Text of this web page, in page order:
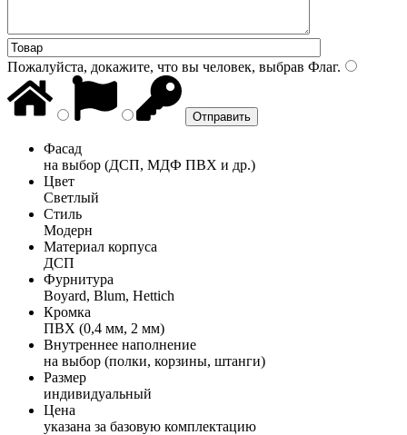
Пожалуйста, докажите, что вы человек, выбрав Флаг.
Фасад
на выбор (ДСП, МДФ ПВХ и др.)
Цвет
Светлый
Стиль
Модерн
Материал корпуса
ДСП
Фурнитура
Boyard, Blum, Hettich
Кромка
ПВХ (0,4 мм, 2 мм)
Внутреннее наполнение
на выбор (полки, корзины, штанги)
Размер
индивидуальный
Цена
указана за базовую комплектацию